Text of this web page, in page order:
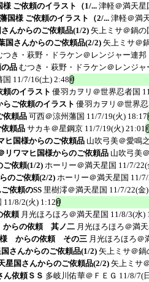
ご依頼のイラスト（1/... 津軽＠満天星
国様 ご依頼のイラスト（2/... 津軽＠満
んからのご依頼品(1/2) 矢上ミサ＠鍋の
さんからのご依頼品(2/2) 矢上ミサ＠
つき・萩野・ドラケン＠レンジャー連邦
品 むつき・萩野・ドラケン＠レンジャ
国 11/7/16(土) 2:48
のイラスト 優羽カヲリ＠世界忍者国
ご依頼のイラスト 優羽カヲリ＠世界
依頼品 可西＠涼州藩国 11/7/19(火) 18:17
頼品 サカキ＠星鋼京 11/7/19(火) 21:01
国様からのご依頼品 山吹弓美＠愛鳴
ワマヒ国様からのご依頼品 山吹弓美
ご依頼(1/2) ホーリー＠満天星国 11/7/
のご依頼(2/2) ホーリー＠満天星国 11/
依頼のSS 里樹澪＠満天星国 11/7/22(金
11/8/2(火) 1:12
依頼 月光ほろほろ＠満天星国 11/8/3(水)
からの依頼 其ノ二 月光ほろほろ＠満
様 からの依頼 その三 月光ほろほろ＠
さんからのご依頼品(1/2) 矢上ミサ＠鍋
国さんからのご依頼品(2/2) 矢上ミサ
ん依頼ＳＳ 多岐川佑華＠ＦＥＧ 11/8/7(